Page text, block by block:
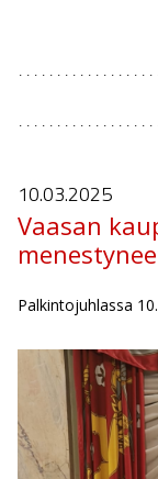
10.03.2025
Vaasan
Palkintojuhlassa